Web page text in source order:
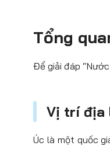
Tổng
Để giải đáp
Vị trí địa
Úc là một quốc